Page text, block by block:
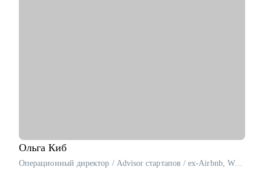
Ольга Киб
Операционный директор / Advisor стартапов / ex-Airbnb, WeWork, Яндекс